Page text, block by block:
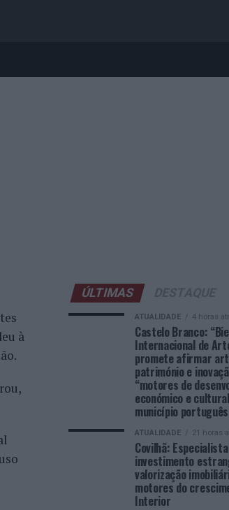
à
ÚLTIMAS
ATUALIDADE 4 horas
Castelo Branco:
Internacional de
promete afirmar
património e
“motores de
económico e
município português
ATUALIDADE 21 horas
Covilhã:
investimento
valorização
motores do
Interior